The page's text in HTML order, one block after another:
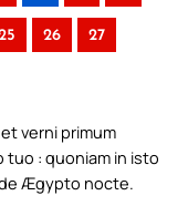
26 27
verni primum
tuo : quoniam in isto
Ægypto nocte.